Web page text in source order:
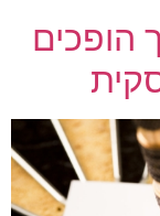
הופכים